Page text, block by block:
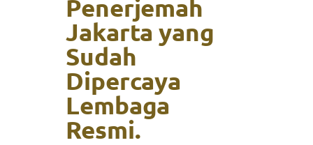
Penerjemah
Jakarta yang
Sudah
Dipercaya
Lembaga
Resmi.